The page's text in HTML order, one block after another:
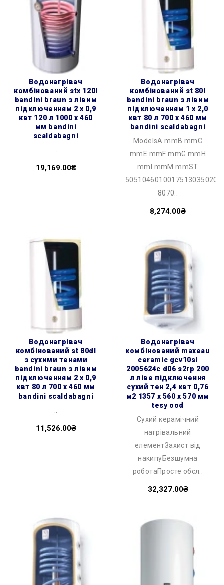
водонагрівач
комбінований stx 120l
bandini braun з лівим
підключенням 2 х 0,9
квт 120 л 1000 x 460
мм bandini
scaldabagni
19,169.00₴
водонагрівач
комбінований st 80l
bandini braun з лівим
підключенням 1 х 2,0
квт 80 л 700 x 460 мм
bandini scaldabagni
ModelsA mmB mmC
mmE mmF mmG mmH
mmI mmM mmST
8070..
8,274.00₴
водонагрівач
комбінований st 80dl
з сухими тенами
bandini braun з лівим
підключенням 2 х 0,9
квт 80 л 700 x 460 мм
bandini scaldabagni
11,526.00₴
водонагрівач
комбінований maxeau
ceramic gcv10sl
2005624c d06 s2rp 200
л ліве підключення
сухий тен 2,4 квт 0,76
м2 1357 x 560 x 570 мм
tesy ood
Сухий керамічний
нагрівальний
елементЗахист від
накипуБезшумна
роботаПросте обсл..
32,327.00₴